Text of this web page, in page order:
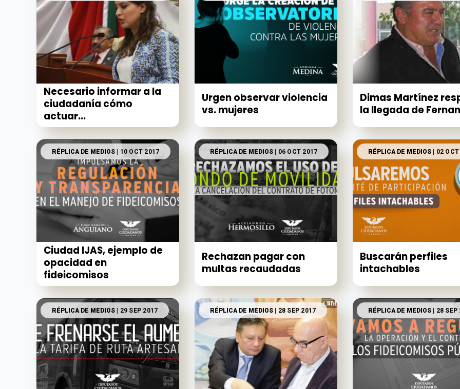
Necesario informar a la
ciudadanía cómo
actuar...
Urgen observar violencia
vs. mujeres
Dimas Martínez
la llegada de
RÉPLICA DE MEDIOS | 10 OCT 2017
Ciudad IJAS, ejemplo de
opacidad en
fideicomisos
RÉPLICA DE MEDIOS | 06 OCT 2017
Rechazan pagar con
multas recaudadas
RÉPLICA DE MEDIOS | 02
Buscarán perfiles
intachables
RÉPLICA DE MEDIOS | 29 SEP 2017 RÉPLICA DE MEDIOS | 28 SEP 2017 RÉPLICA DE MEDIOS | 28 SEP